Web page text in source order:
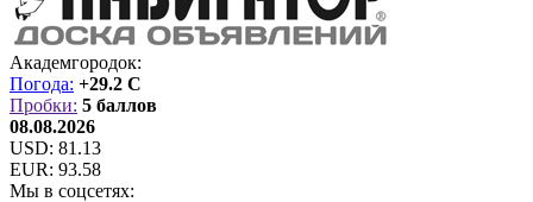
Академгородок:
Погода: +29.2 C
Пробки: 5 баллов
08.08.2026
USD: 81.13
EUR: 93.58
Мы в соцсетях: